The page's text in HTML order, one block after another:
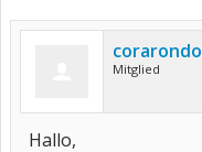
corarondo
Mitglied
Hallo,